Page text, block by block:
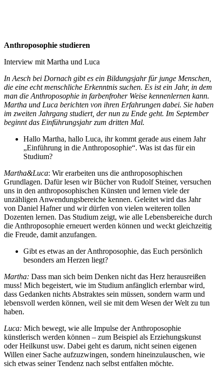
Anthroposophie studieren
Interview mit Martha und Luca
In Aesch bei Dornach gibt es ein Bildungsjahr für junge Menschen,
die eine echt menschliche Erkenntnis suchen. Es ist ein Jahr, in dem
man die Anthroposophie in farbenfroher Weise kennenlernen kann.
Martha und Luca berichten von ihren Erfahrungen dabei. Sie haben
im zweiten Jahrgang studiert, der nun zu Ende geht. Im September
beginnt das Einführungsjahr zum dritten Mal.
Hallo Martha, hallo Luca, ihr kommt gerade aus einem Jahr
„Einführung in die Anthroposophie“. Was ist das für ein
Studium?
Martha&Luca: Wir erarbeiten uns die anthroposophischen
Grundlagen. Dafür lesen wir Bücher von Rudolf Steiner, versuchen
uns in den anthroposophischen Künsten und lernen viele der
unzähligen Anwendungsbereiche kennen. Geleitet wird das Jahr
von Daniel Hafner und wir dürfen von vielen weiteren tollen
Dozenten lernen. Das Studium zeigt, wie alle Lebensbereiche durch
die Anthroposophie erneuert werden können und weckt gleichzeitig
die Freude, damit anzufangen.
Gibt es etwas an der Anthroposophie, das Euch persönlich
besonders am Herzen liegt?
Martha: Dass man sich beim Denken nicht das Herz herausreißen
muss! Mich begeistert, wie im Studium anfänglich erlernbar wird,
dass Gedanken nichts Abstraktes sein müssen, sondern warm und
lebensvoll werden können, weil sie mit dem Wesen der Welt zu tun
haben.
Luca: Mich bewegt, wie alle Impulse der Anthroposophie
künstlerisch werden können – zum Beispiel als Erziehungskunst
oder Heilkunst usw. Dabei geht es darum, nicht seinen eigenen
Willen einer Sache aufzuzwingen, sondern hineinzulauschen, wie
sich etwas seiner Tendenz nach selbst entfalten möchte.